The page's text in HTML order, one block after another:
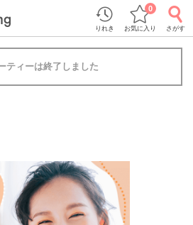
りれき お気に入り
0
さがす
ティーは終了しました